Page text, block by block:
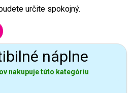
určite spokojný.
náplne
nakupuje túto kategóriu